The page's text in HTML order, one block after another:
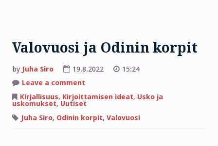
Valovuosi ja Odinin korpit
by Juha Siro 19.8.2022
15:24
Leave a comment
ja
Odinin
Kirjallisuus, Kirjoittamisen ideat, Usko ja
uskomukset, Uutiset
Juha Siro, Odinin korpit, Valovuosi